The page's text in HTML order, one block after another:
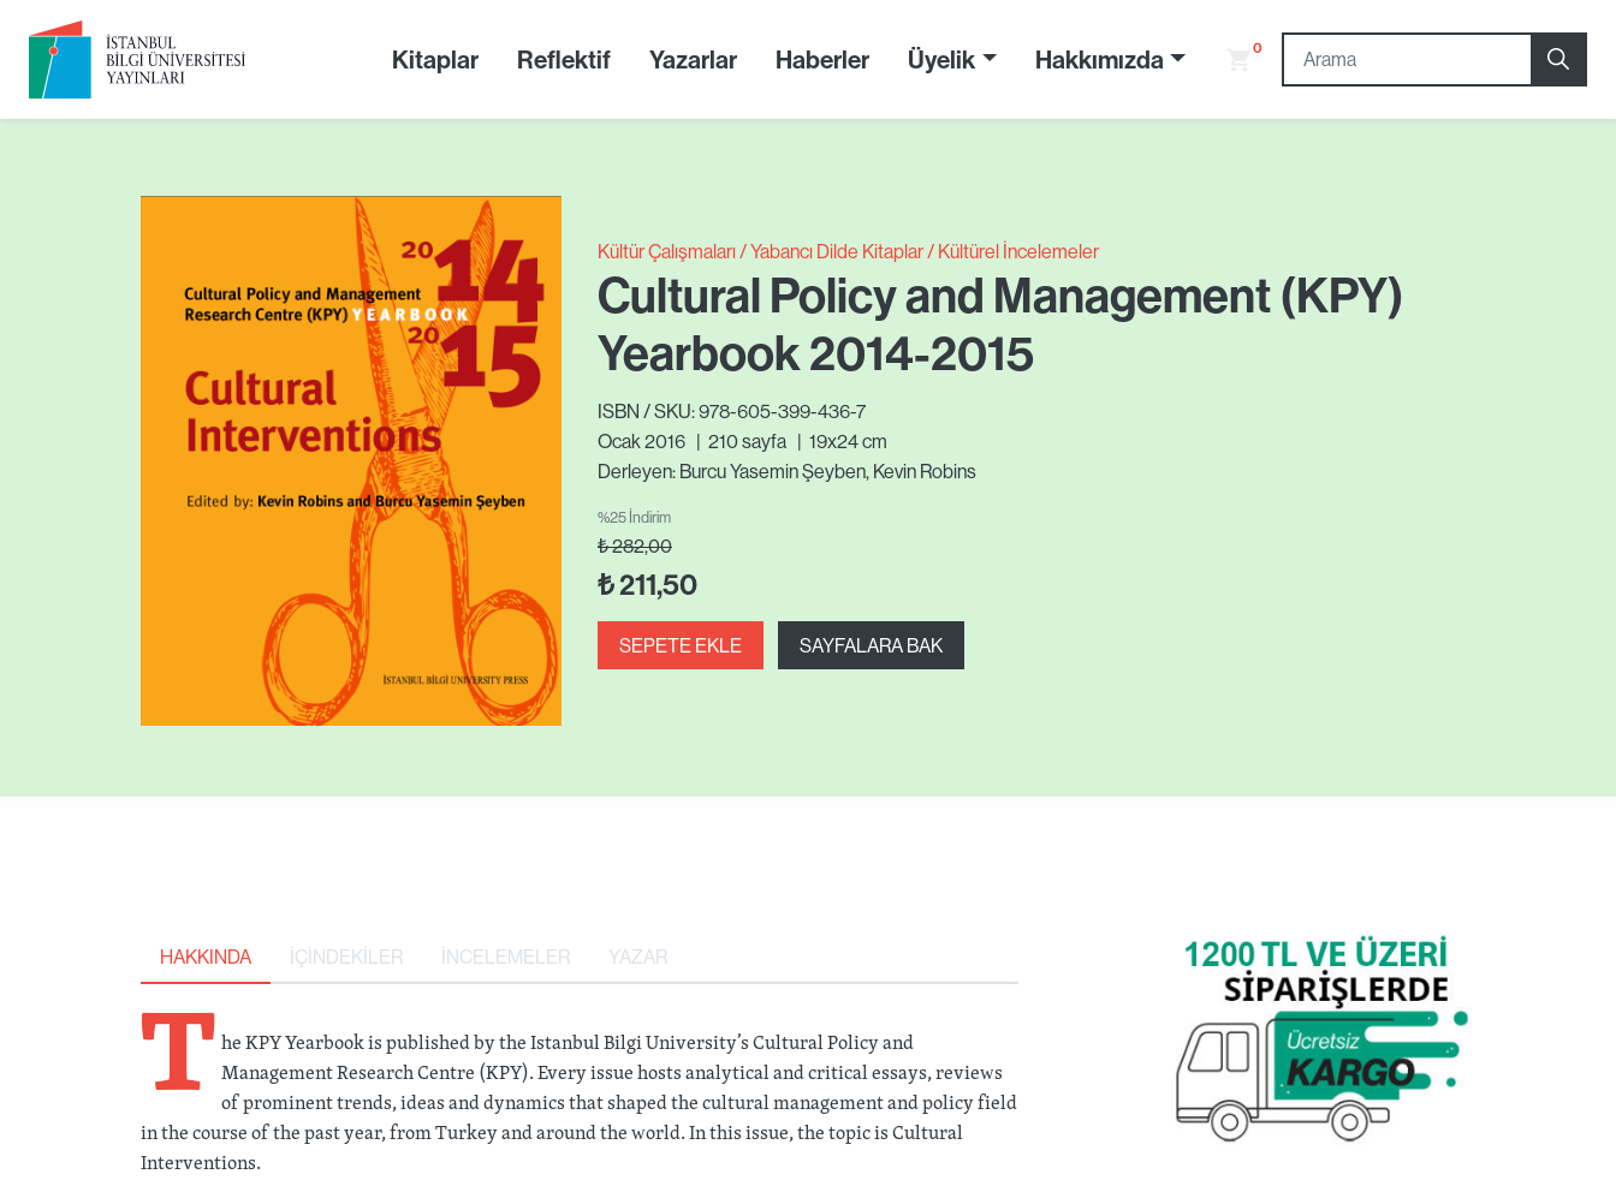
Kitaplar Reflektif Yazarlar Haberler Üyelik Hakkımızda 0
Kültür Çalışmaları Yabancı Dilde Kitaplar Kültürel İncelemeler
Cultural Policy and Management (KPY)
Yearbook 2014-2015
ISBN / SKU: 978-605-399-436-7
Ocak 2016 | 210sayfa | 19x24 cm
Derleyen: Burcu Yasemin Şeyben, Kevin Robins
%25 İndirim
₺282,00
₺211,50
SEPETE EKLE SAYFALARA BAK
HAKKINDA İÇİNDEKİLER İNCELEMELER YAZAR
The KPY Yearbook is published by the Istanbul Bilgi University’s Cultural Policy and
Management Research Centre (KPY). Every issue hosts analytical and critical essays, reviews
of prominent trends, ideas and dynamics that shaped the cultural management and policy field
in the course of the past year, from Turkey and around the world. In this issue, the topic is Cultural
Interventions.